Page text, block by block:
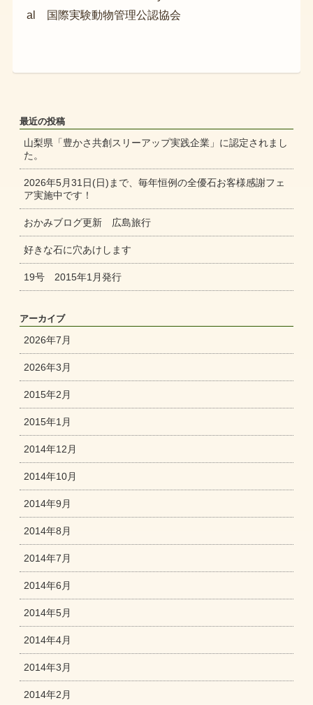
al 国際実験動物管理公認協会
最近の投稿
山梨県「豊かさ共創スリーアップ実践企業」に認定されまし
た。
2026年5月31日(日)まで、毎年恒例の全優石お客様感謝フェ
ア実施中です！
おかみブログ更新 広島旅行
好きな石に穴あけします
19号 2015年1月発行
アーカイブ
2026年7月
2026年3月
2015年2月
2015年1月
2014年12月
2014年10月
2014年9月
2014年8月
2014年7月
2014年6月
2014年5月
2014年4月
2014年3月
2014年2月